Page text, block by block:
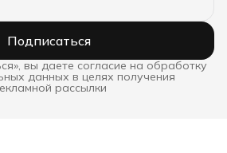
Подписаться
вы даете согласие на обработку
данных в целях получения
рассылки